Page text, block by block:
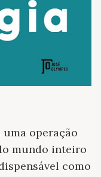
operação
mundo inteiro
como